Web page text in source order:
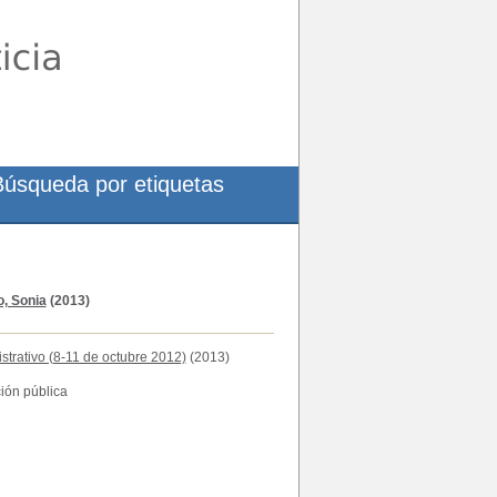
Sonia(2013)
(8-11 de octubre 2012)(2013)
pública
por etiquetas